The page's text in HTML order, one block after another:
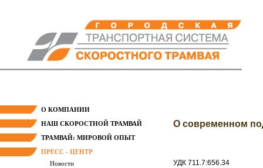
О КОМПАНИИ
НАШ СКОРОСТНОЙ ТРАМВАЙ
ТРАМВАЙ: МИРОВОЙ ОПЫТ
ПРЕСС - ЦЕНТР
Новости
О современном
УДК 711.7:656.34